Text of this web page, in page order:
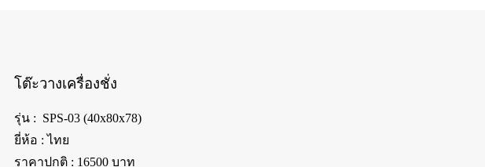
โต๊ะวางเครื่องชั่ง
รุ่น : SPS-03 (40x80x78)
ยี่ห้อ : ไทย
ราคาปกติ : 16500 บาท